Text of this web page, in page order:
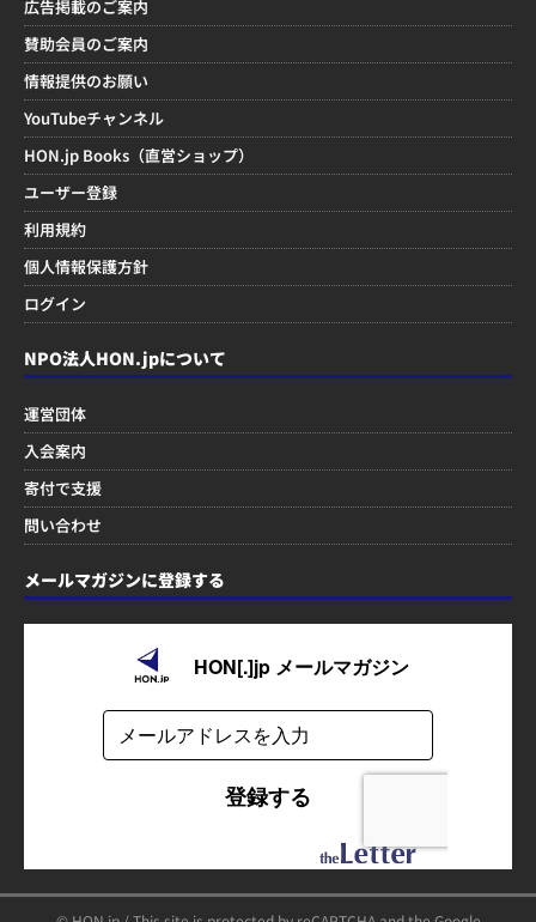
広告掲載のご案内
賛助会員のご案内
情報提供のお願い
YouTubeチャンネル
HON.jp Books（直営ショップ）
ユーザー登録
利用規約
個人情報保護方針
ログイン
NPO法人HON.jpについて
運営団体
入会案内
寄付で支援
問い合わせ
メールマガジンに登録する